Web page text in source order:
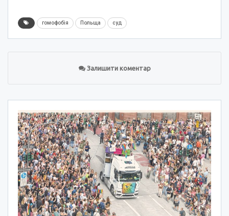
гомофобія Польща суд
Залишити коментар